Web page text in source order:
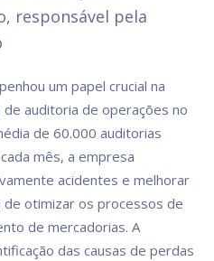
responsável pela
um papel crucial na
auditoria de operações no
de 60.000 auditorias
mês, a empresa
acidentes e melhorar
de otimizar os processos de
de mercadorias. A
das causas de perdas